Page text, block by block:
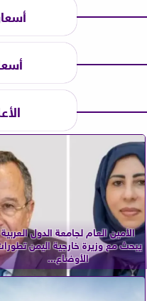
الأمين العام لجامعة الدول العربية
يبحث مع وزيرة خارجية اليمن
الأوضاع...